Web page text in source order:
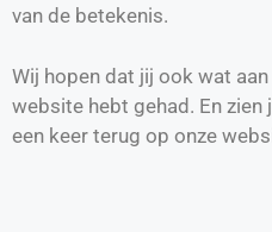
van de betekenis.
Wij hopen dat jij ook wat
website hebt gehad. En
een keer terug op onze